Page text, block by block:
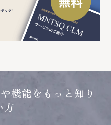
機能をもっと知り
方